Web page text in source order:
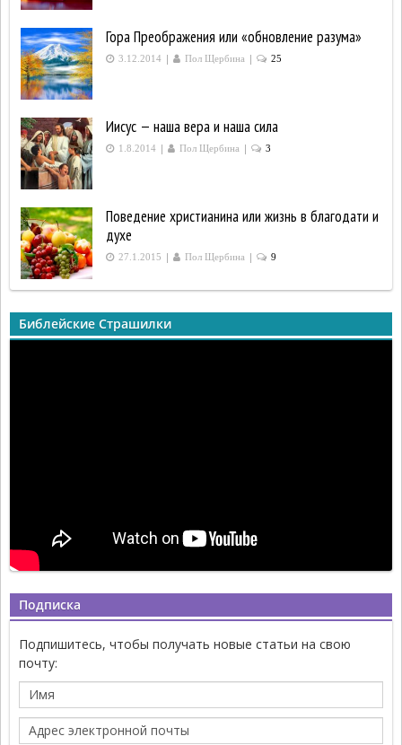
Гора Преображения или «обновление разума»
3.12.2014 | Пол Щербина | 25
Иисус — наша вера и наша сила
1.8.2014 | Пол Щербина | 3
Поведение христианина или жизнь в благодати и
духе
27.1.2015 | Пол Щербина | 9
Библейские Страшилки
Подписка
Подпишитесь, чтобы получать новые статьи на свою
почту: